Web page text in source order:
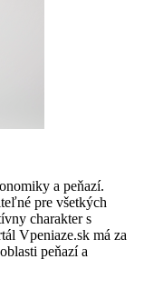
a peňazí.
pre všetkých
charakter s
Vpeniaze.sk má za
peňazí a